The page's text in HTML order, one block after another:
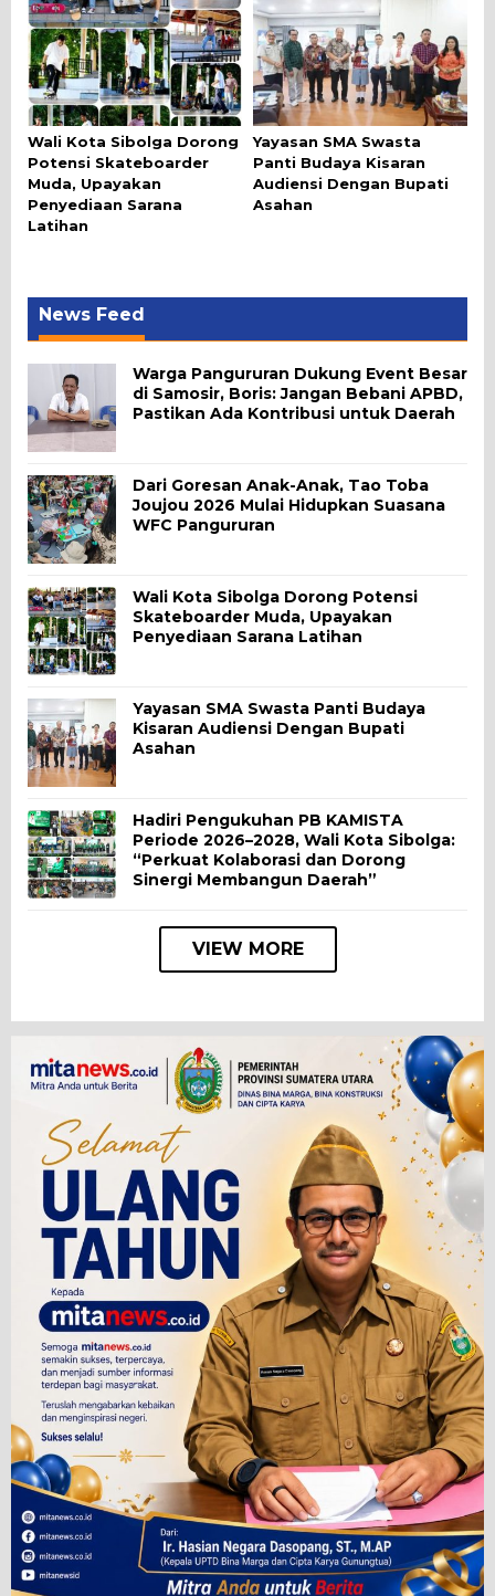
Wali Kota Sibolga Dorong
Potensi Skateboarder
Muda, Upayakan
Penyediaan Sarana
Latihan
Yayasan SMA Swasta
Panti Budaya Kisaran
Audiensi Dengan Bupati
Asahan
News Feed
Warga Pangururan Dukung Event Besar
di Samosir, Boris: Jangan Bebani APBD,
Pastikan Ada Kontribusi untuk Daerah
Dari Goresan Anak-Anak, Tao Toba
Joujou 2026 Mulai Hidupkan Suasana
WFC Pangururan
Wali Kota Sibolga Dorong Potensi
Skateboarder Muda, Upayakan
Penyediaan Sarana Latihan
Yayasan SMA Swasta Panti Budaya
Kisaran Audiensi Dengan Bupati
Asahan
Hadiri Pengukuhan PB KAMISTA
Periode 2026–2028, Wali Kota Sibolga:
“Perkuat Kolaborasi dan Dorong
Sinergi Membangun Daerah”
VIEW MORE